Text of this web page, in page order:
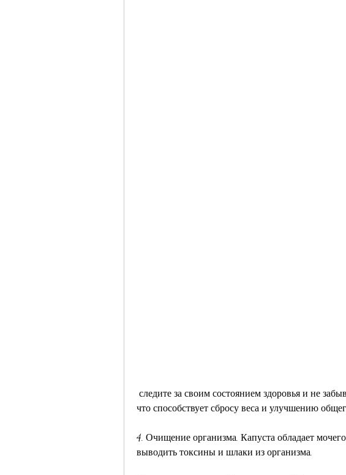
что способствует сбросу веса и улучшению
4. Очищение организма. Капуста обладает
выводить токсины и шлаки из организма.